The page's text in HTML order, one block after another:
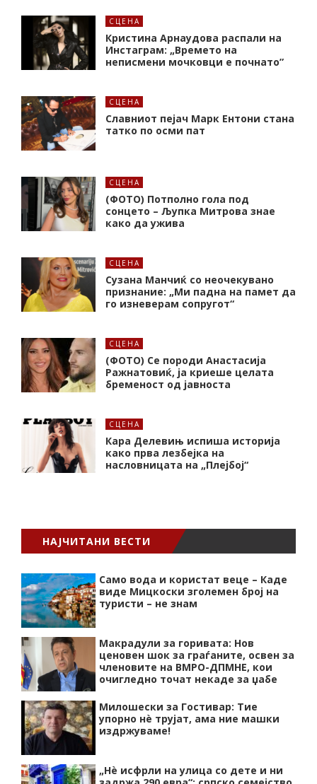
СЦЕНА
Кристина Арнаудова распали на
Инстаграм: „Времето на
неписмени мочковци е почнато”
СЦЕНА
Славниот пејач Марк Ентони стана
татко по осми пат
СЦЕНА
(ФОТО) Потполно гола под
сонцето – Љупка Митрова знае
како да ужива
СЦЕНА
Сузана Манчиќ со неочекувано
признание: „Ми падна на памет да
го изневерам сопругот“
СЦЕНА
(ФОТО) Се породи Анастасија
Ражнатовиќ, ја криеше целата
бременост од јавноста
СЦЕНА
Кара Делевињ испиша историја
како прва лезбејка на
насловницата на „Плејбој“
НАЈЧИТАНИ ВЕСТИ
Само вода и користат веце – Каде
виде Мицкоски зголемен број на
туристи – не знам
Макрадули за горивата: Нов
ценовен шок за граѓаните, освен за
членовите на ВМРО-ДПМНЕ, кои
очигледно точат некаде за џабе
Милошески за Гостивар: Тие
упорно нѐ трујат, ама ние машки
издржуваме!
„Нѐ исфрли на улица со дете и ни